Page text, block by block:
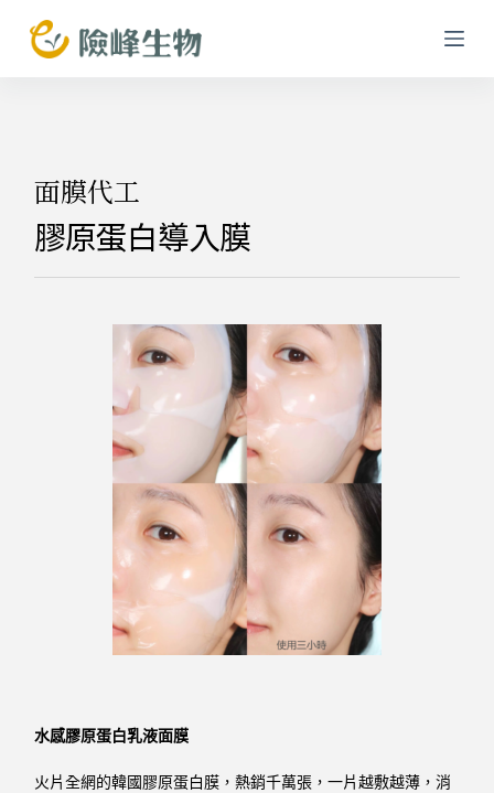
跳
至
面膜代工
膠原蛋白導入膜
水感膠原蛋白乳液面膜
火片全網的韓國膠原蛋白膜，熱銷千萬張，一片越敷越薄，消